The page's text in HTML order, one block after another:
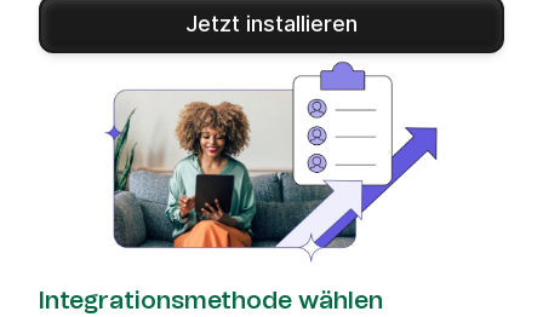
Jetzt installieren
Integrationsmethode wählen